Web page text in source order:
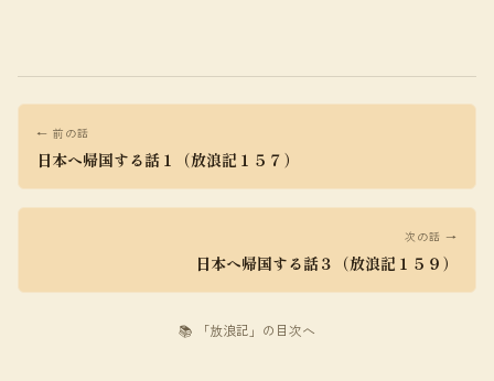
← 前の話
日本へ帰国する話１（放浪記１５７）
次の話 →
日本へ帰国する話３（放浪記１５９）
📚 「放浪記」の目次へ